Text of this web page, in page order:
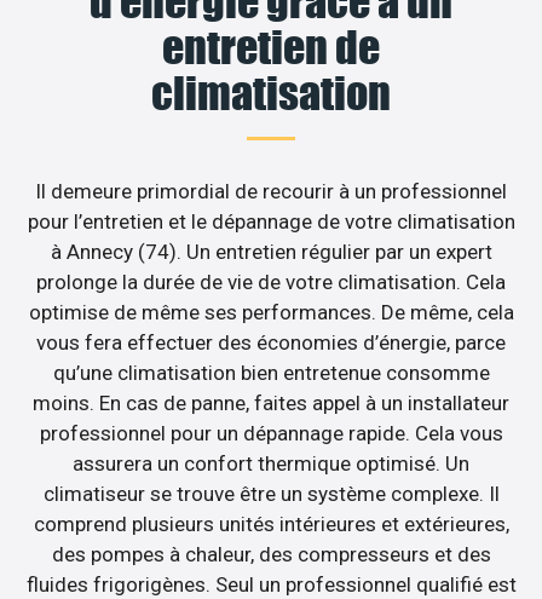
entretien de
climatisation
Il demeure primordial de recourir à un professionnel
pour l’entretien et le dépannage de votre climatisation
à Annecy (74). Un entretien régulier par un expert
prolonge la durée de vie de votre climatisation. Cela
optimise de même ses performances. De même, cela
vous fera effectuer des économies d’énergie, parce
qu’une climatisation bien entretenue consomme
moins. En cas de panne, faites appel à un installateur
professionnel pour un dépannage rapide. Cela vous
assurera un confort thermique optimisé. Un
climatiseur se trouve être un système complexe. Il
comprend plusieurs unités intérieures et extérieures,
des pompes à chaleur, des compresseurs et des
fluides frigorigènes. Seul un professionnel qualifié est